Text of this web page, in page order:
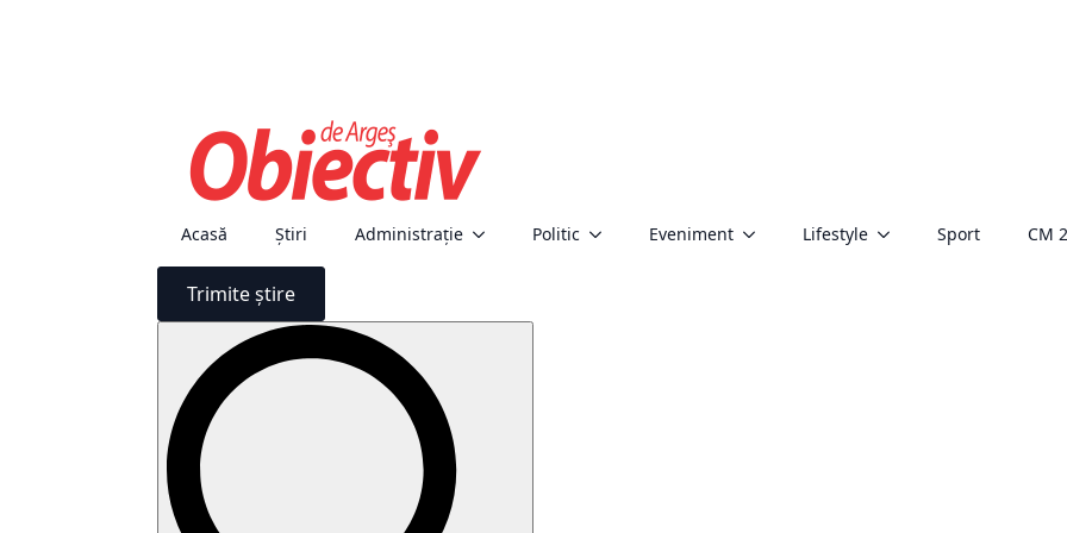
Acasă Știri Administraţie Politic Eveniment Lifestyle Sport CM
Trimite știre